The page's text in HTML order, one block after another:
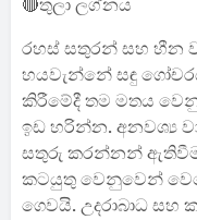
🔴තුලා ලග්නය
රහස් සතුරන් සහ හීන
හයවැන්නේ සඳු
කිරීමේදී තම මතය
ඉඩ හරින්න. අනවශ්‍ය
සතුරු කරන්නන්
කටයුතු වෙනුවෙන්
ගෙවයි. උදරාබාධ සහ